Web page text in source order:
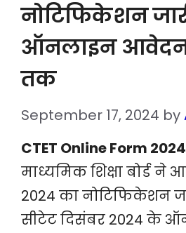
नोटिफिकेशन
ऑनलाइन आवेदन
तक
September 17, 2024 by
CTET Online Form 2024
माध्यमिक शिक्षा बोर्ड ने
2024 का नोटिफिकेशन
सीटेट दिसंबर 2024 के